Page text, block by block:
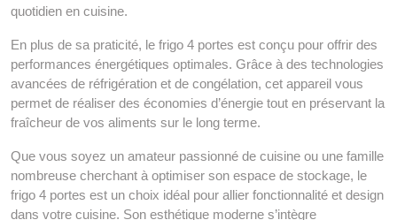
quotidien en cuisine.
En plus de sa praticité, le frigo 4 portes est conçu pour offrir des
performances énergétiques optimales. Grâce à des technologies
avancées de réfrigération et de congélation, cet appareil vous
permet de réaliser des économies d’énergie tout en préservant la
fraîcheur de vos aliments sur le long terme.
Que vous soyez un amateur passionné de cuisine ou une famille
nombreuse cherchant à optimiser son espace de stockage, le
frigo 4 portes est un choix idéal pour allier fonctionnalité et design
dans votre cuisine. Son esthétique moderne s’intègre